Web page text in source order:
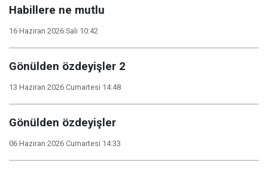
Habillere ne mutlu
16 Haziran 2026 Salı 10:42
Gönülden özdeyişler 2
13 Haziran 2026 Cumartesi 14:48
Gönülden özdeyişler
06 Haziran 2026 Cumartesi 14:33